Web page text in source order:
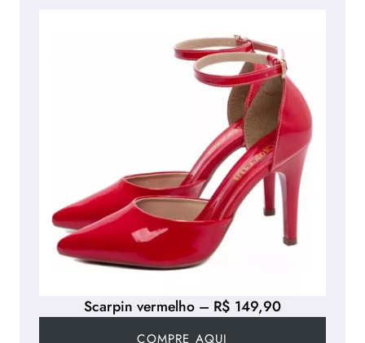
Scarpin vermelho – R$ 149,90
COMPRE AQUI